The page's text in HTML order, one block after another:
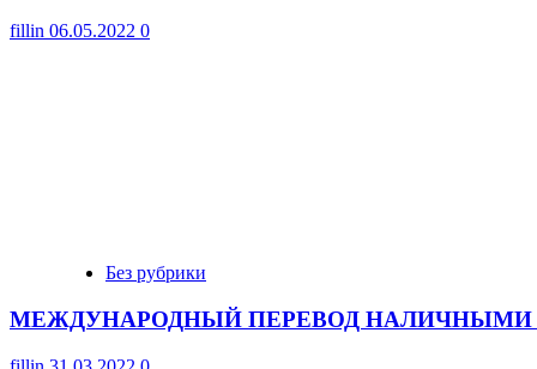
fillin 06.05.2022 0
Без рубрики
МЕЖДУНАРОДНЫЙ ПЕРЕВОД НАЛИЧНЫМИ